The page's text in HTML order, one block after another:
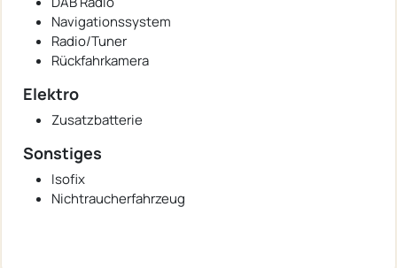
Navigationssystem
Radio/Tuner
Rückfahrkamera
Elektro
Zusatzbatterie
Sonstiges
Isofix
Nichtraucherfahrzeug